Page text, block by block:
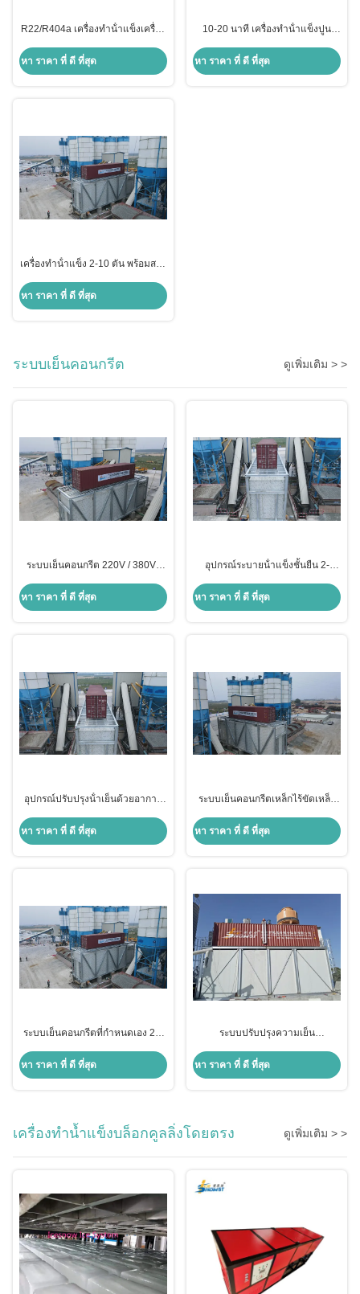
R22/R404a เครื่องทําน้ําแข็งเครื่อง
ทะเล
หา ราคา ที่ ดี ที่สุด
10-20 นาที เครื่องทําน้ําแข็งปูน
หา ราคา ที่ ดี ที่สุด
เครื่องทําน้ําแข็ง 2-10 ตัน พร้อมสาร
หา ราคา ที่ ดี ที่สุด
ระบบเย็นคอนกรีต ดูเพิ่มเติม > >
ระบบเย็นคอนกรีต 220V / 380V /
เย็นน้ํา
หา ราคา ที่ ดี ที่สุด
อุปกรณ์ระบายน้ําแข็งชั้นยืน 2-
หา ราคา ที่ ดี ที่สุด
อุปกรณ์ปรับปรุงน้ําเย็นด้วยอากาศ
งานในอุตสาหกรรม
หา ราคา ที่ ดี ที่สุด
ระบบเย็นคอนกรีตเหล็กไร้ขัดเหล็ก
หา ราคา ที่ ดี ที่สุด
ระบบเย็นคอนกรีตที่กําหนดเอง 2-6
เครื่องบดสกรู
หา ราคา ที่ ดี ที่สุด
ระบบปรับปรุงความเย็น
หา ราคา ที่ ดี ที่สุด
เครื่องทำน้ำแข็งบล็อกคูลลิ่งโดยตรง ดูเพิ่มเติม > >